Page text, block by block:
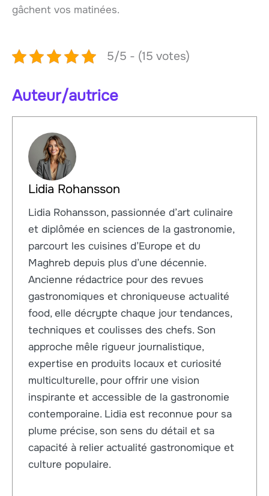
gâchent vos matinées.
5/5 - (15 votes)
Auteur/autrice
Lidia Rohansson
Lidia Rohansson, passionnée d’art culinaire
et diplômée en sciences de la gastronomie,
parcourt les cuisines d’Europe et du
Maghreb depuis plus d’une décennie.
Ancienne rédactrice pour des revues
gastronomiques et chroniqueuse actualité
food, elle décrypte chaque jour tendances,
techniques et coulisses des chefs. Son
approche mêle rigueur journalistique,
expertise en produits locaux et curiosité
multiculturelle, pour offrir une vision
inspirante et accessible de la gastronomie
contemporaine. Lidia est reconnue pour sa
plume précise, son sens du détail et sa
capacité à relier actualité gastronomique et
culture populaire.